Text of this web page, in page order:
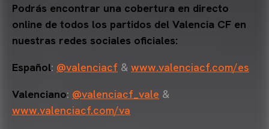
Podrás encontrar una cobertura en directo
online de todos los partidos del Valencia CF en
nuestras redes sociales oficiales:
Español: @valenciacf & www.valenciacf.com/es
Valenciano: @valenciacf_vale &
www.valenciacf.com/va